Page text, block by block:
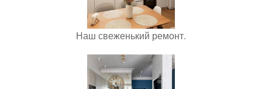
Наш свеженький ремонт.